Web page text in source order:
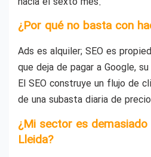
¿Por qué no basta con
Ads es alquiler; SEO es
que deja de pagar a Google,
El SEO construye un flujo de
de una subasta diaria de
¿Mi sector es
Lleida?